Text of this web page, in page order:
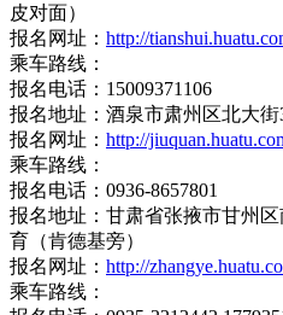
皮对面）
报名网址： http://
乘车路线：
报名电话：15009371106
报名地址：酒泉市肃州区北大
报名网址： http://
乘车路线：
报名电话：0936-8657801
报名地址：甘肃省张掖市甘州
育（肯德基旁）
报名网址： http://
乘车路线：